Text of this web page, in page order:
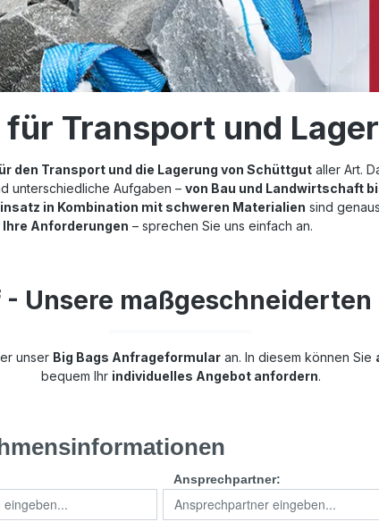
für Transport und
den Transport und die Lagerung von Schüttgut aller Art.
unterschiedliche Aufgaben – von Bau und Landwirtschaft
in Kombination mit schweren Materialien sind
Anforderungen – sprechen Sie uns einfach an.
Unsere maßgeschneiderten
unser Big Bags Anfrageformular an. In diesem können Sie
bequem Ihr individuelles Angebot anfordern.